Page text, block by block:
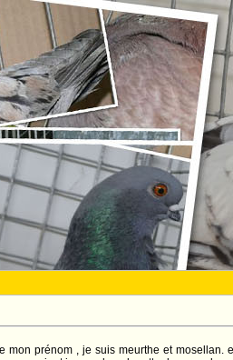
mon prénom , je suis meurthe et